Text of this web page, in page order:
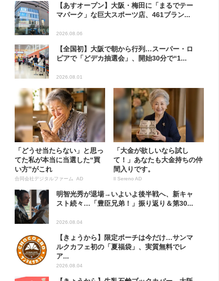
【あすオープン】大阪・梅田に「まるでテー
マパーク」な巨大スポーツ店、461ブラン...
2026.08.06
【全国初】大阪で朝から行列…スーパー・ロ
ピアで「どデカ抽選会」、開始30分で“1...
2026.08.01
「どうせ当たらない」と思っ
てた私が本当に当選した“買
い方”がこれ
合同会社デジタルファーム AD
「大金が欲しいなら試し
て！」あなたも大金持ちの仲
間入りです。
Il Sereno AD
明智光秀が退場→いよいよ後半戦へ、新キャ
スト続々…「豊臣兄弟！」振り返り＆第30...
2026.08.04
【きょうから】限定ポーチは今だけ…サンマ
ルクカフェ初の「夏福袋」、実質無料でレ
ア...
2026.08.04